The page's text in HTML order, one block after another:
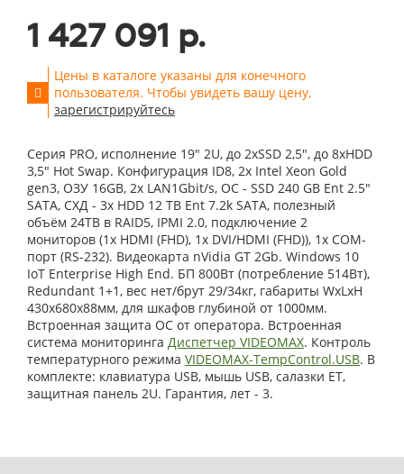
1 427 091 р.
Цены в каталоге указаны для конечного
пользователя. Чтобы увидеть вашу цену,
зарегистрируйтесь
Серия PRO, исполнение 19" 2U, до 2xSSD 2,5", до 8xHDD
3,5" Hot Swap. Конфигурация ID8, 2x Intel Xeon Gold
gen3, ОЗУ 16GB, 2x LAN1Gbit/s, OС - SSD 240 GB Ent 2.5"
SATA, СХД - 3x HDD 12 TB Ent 7.2k SATA, полезный
объём 24TB в RAID5, IPMI 2.0, подключение 2
мониторов (1x HDMI (FHD), 1x DVI/HDMI (FHD)), 1x COM-
порт (RS-232). Видеокарта nVidia GT 2Gb. Windows 10
IoT Enterprise High End. БП 800Вт (потребление 514Вт),
Redundant 1+1, вес нет/брут 29/34кг, габариты WxLxH
430x680x88мм, для шкафов глубиной от 1000мм.
Встроенная защита ОС от оператора. Встроенная
система мониторинга Диспетчер VIDEOMAX. Контроль
температурного режима VIDEOMAX-TempControl.USB. В
комплекте: клавиатура USB, мышь USB, салазки ET,
защитная панель 2U. Гарантия, лет - 3.